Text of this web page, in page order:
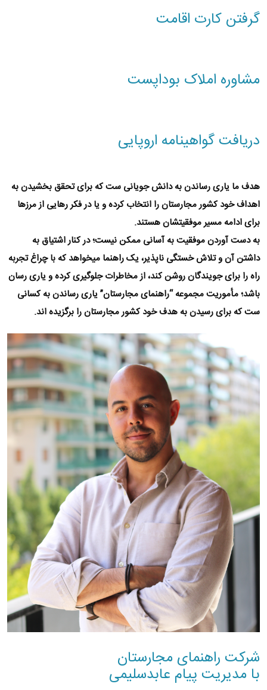
گرفتن کارت اقامت
مشاوره املاک بوداپست
دریافت گواهینامه اروپایی
هدف ما یاری رساندن به دانش جویانی ست که برای تحقق بخشیدن به
اهداف خود کشور مجارستان را انتخاب کرده و‌ یا در فکر رهایی از مرزها
برای ادامه مسیر موفقیتشان هستند.
به دست آوردن موفقیت به آسانی ممکن نیست؛ در کنار اشتیاق به
داشتن‌ آن و تلاش خستگی ناپذیر، یک راهنما میخواهد که با چراغ تجربه
راه را برای جویندگان روشن کند، از مخاطرات جلوگیری کرده و یاری رسان
باشد؛ مأموریت مجموعه “راهنمای مجارستان” یاری رساندن به کسانی
ست که برای رسیدن به هدف خود کشور مجارستان را برگزیده اند.
شرکت راهنمای مجارستان
با مدیریت پیام عابدسلیمی